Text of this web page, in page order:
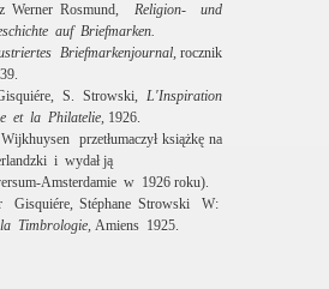
Werner Rosmund, Religion-
und
auf Briefmarken.
Briefmarkenjournal,rocznik
S. Strowski,L'Inspiration
et la Philatelie, 1926.
przetłumaczył książkę na
i wydał ją
Amsterdamie w 1926 roku).
Gisquiére, Stéphane Strowski
W:
la Timbrologie, Amiens 1925.